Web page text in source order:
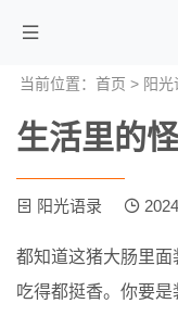
当前位置： 首页 > 阳光
生活里的
阳光语录
都知道这猪大肠里
吃得都挺香。你要